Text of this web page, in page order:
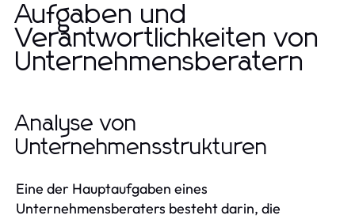
Aufgaben und
Verantwortlichkeiten von
Unternehmensberatern
Analyse von
Unternehmensstrukturen
Eine der Hauptaufgaben eines
Unternehmensberaters besteht darin, die